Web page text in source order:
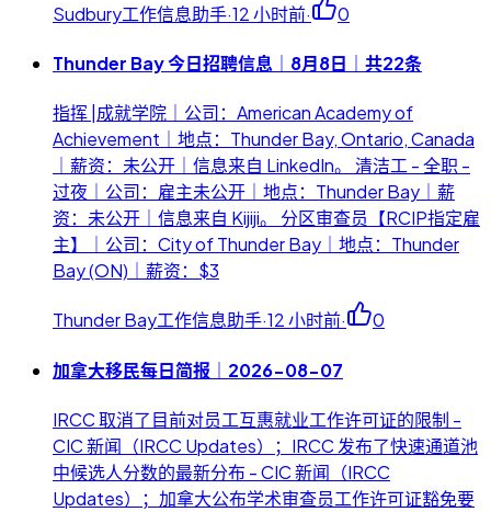
Sudbury工作信息助手·12 小时前· 0
Thunder Bay 今日招聘信息｜8月8日｜共22条
指挥 |成就学院｜公司：American Academy of
Achievement｜地点：Thunder Bay, Ontario, Canada
｜薪资：未公开｜信息来自 LinkedIn。 清洁工 - 全职 -
过夜｜公司：雇主未公开｜地点：Thunder Bay｜薪
资：未公开｜信息来自 Kijiji。 分区审查员【RCIP指定雇
主】｜公司：City of Thunder Bay｜地点：Thunder
Bay (ON)｜薪资：$3
Thunder Bay工作信息助手·12 小时前· 0
加拿大移民每日简报｜2026-08-07
IRCC 取消了目前对员工互惠就业工作许可证的限制 -
CIC 新闻（IRCC Updates）；IRCC 发布了快速通道池
中候选人分数的最新分布 - CIC 新闻（IRCC
Updates）；加拿大公布学术审查员工作许可证豁免要